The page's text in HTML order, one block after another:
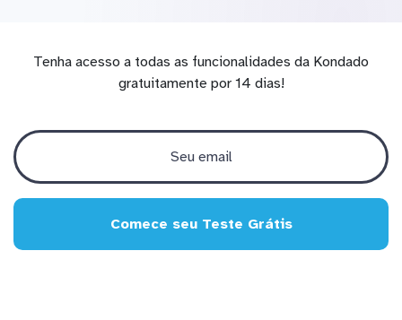
Tenha acesso a todas as funcionalidades da Kondado
gratuitamente por 14 dias!
Comece seu Teste Grátis